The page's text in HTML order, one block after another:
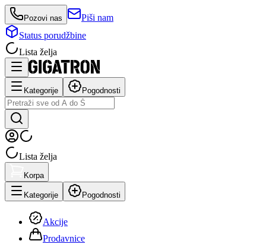
Pozovi nas
Piši nam
Status porudžbine
Lista želja
Kategorije Pogodnosti
Lista želja
Korpa
Kategorije Pogodnosti
Akcije
Prodavnice